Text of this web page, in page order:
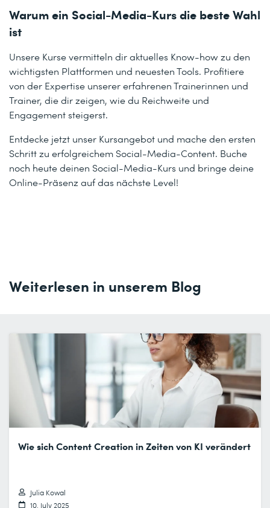
Warum ein Social-Media-Kurs die beste Wahl
ist
Unsere Kurse vermitteln dir aktuelles Know-how zu den
wichtigsten Plattformen und neuesten Tools. Profitiere
von der Expertise unserer erfahrenen Trainerinnen und
Trainer, die dir zeigen, wie du Reichweite und
Engagement steigerst.
Entdecke jetzt unser Kursangebot und mache den ersten
Schritt zu erfolgreichem Social-Media-Content. Buche
noch heute deinen Social-Media-Kurs und bringe deine
Online-Präsenz auf das nächste Level!
Weiterlesen in unserem Blog
Wie sich Content Creation in Zeiten von KI verändert
Julia Kowal
10. July 2025